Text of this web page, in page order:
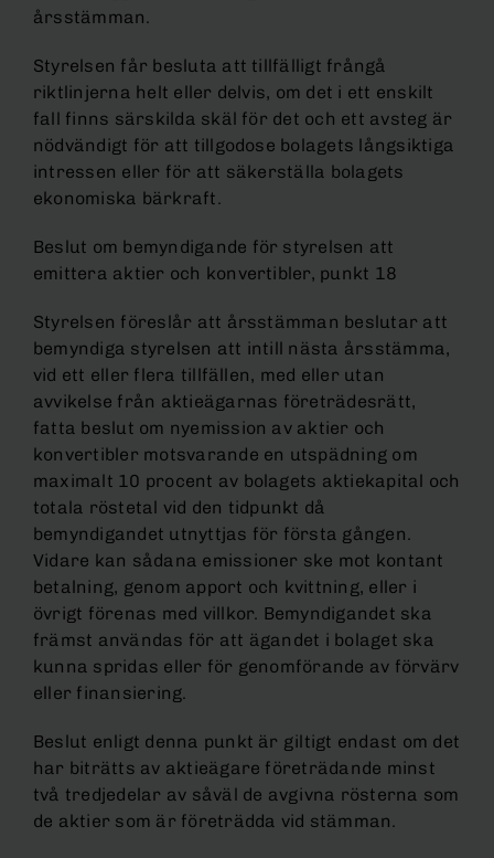
årsstämman.
Styrelsen får besluta att tillfälligt frångå
riktlinjerna helt eller delvis, om det i ett enskilt
fall finns särskilda skäl för det och ett avsteg är
nödvändigt för att tillgodose bolagets långsiktiga
intressen eller för att säkerställa bolagets
ekonomiska bärkraft.
Beslut om bemyndigande för styrelsen att
emittera aktier och konvertibler, punkt 18
Styrelsen föreslår att årsstämman beslutar att
bemyndiga styrelsen att intill nästa årsstämma,
vid ett eller flera tillfällen, med eller utan
avvikelse från aktieägarnas företrädesrätt,
fatta beslut om nyemission av aktier och
konvertibler motsvarande en utspädning om
maximalt 10 procent av bolagets aktiekapital och
totala röstetal vid den tidpunkt då
bemyndigandet utnyttjas för första gången.
Vidare kan sådana emissioner ske mot kontant
betalning, genom apport och kvittning, eller i
övrigt förenas med villkor. Bemyndigandet ska
främst användas för att ägandet i bolaget ska
kunna spridas eller för genomförande av förvärv
eller finansiering.
Beslut enligt denna punkt är giltigt endast om det
har biträtts av aktieägare företrädande minst
två tredjedelar av såväl de avgivna rösterna som
de aktier som är företrädda vid stämman.